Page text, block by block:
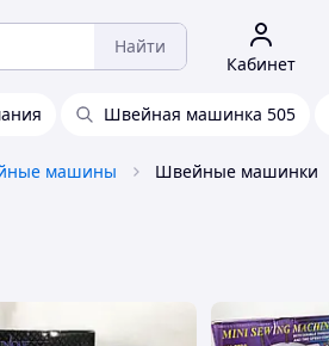
Найти
Кабинет
Швейная машинка 505
машины Швейные машинки